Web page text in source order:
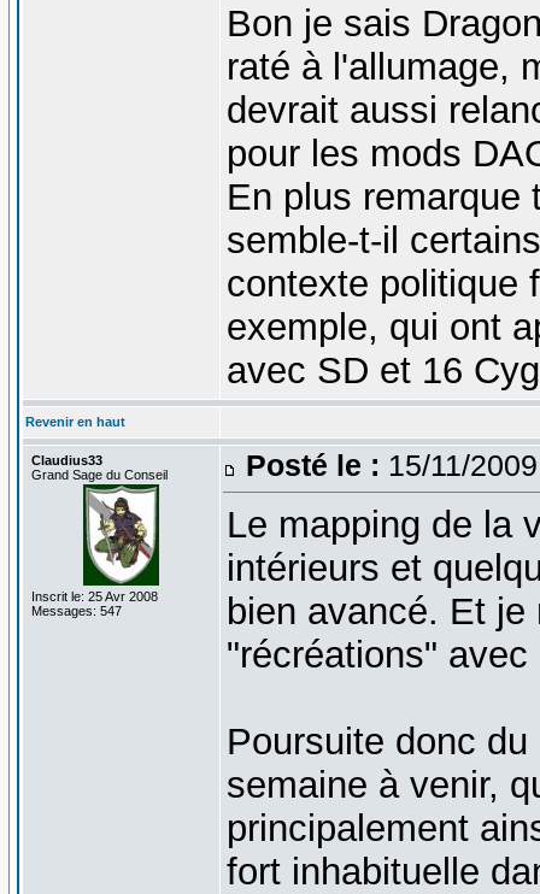
Bon je sais
raté à l'allumage,
devrait aussi
pour les mods
En plus
semble-t-il
contexte politique
exemple, qui ont
avec SD et 16
Revenir en haut
Claudius33
Grand Sage du Conseil
Inscrit le: 25 Avr 2008
Messages: 547
Posté le : 15/11/
Le mapping de la
intérieurs et
bien avancé. Et
"récréations" avec
Poursuite donc
semaine à venir,
principalement
fort inhabituelle